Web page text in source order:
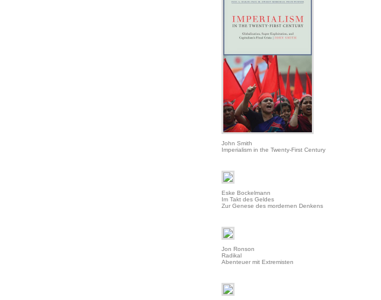
John Smith
Imperialism in the Twenty-First Century
Eske Bockelmann
Im Takt des Geldes
Zur Genese des mordernen Denkens
Jon Ronson
Radikal
Abenteuer mit Extremisten